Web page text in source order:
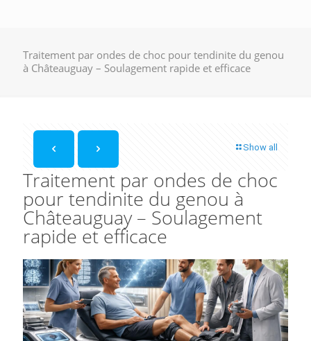
Traitement par ondes de choc pour tendinite du genou
à Châteauguay – Soulagement rapide et efficace
Show all
Traitement par ondes de choc
pour tendinite du genou à
Châteauguay – Soulagement
rapide et efficace